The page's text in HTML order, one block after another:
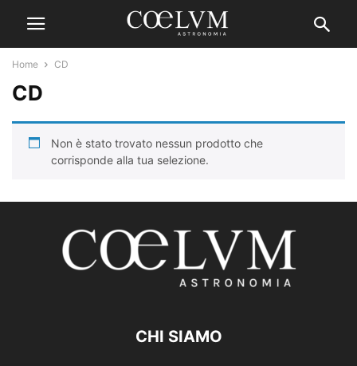
Home CD
CD
Non è stato trovato nessun prodotto che
corrisponde alla tua selezione.
CHI SIAMO